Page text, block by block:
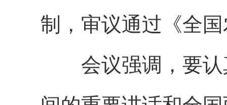
制，审议通过《全
会议强调，要认